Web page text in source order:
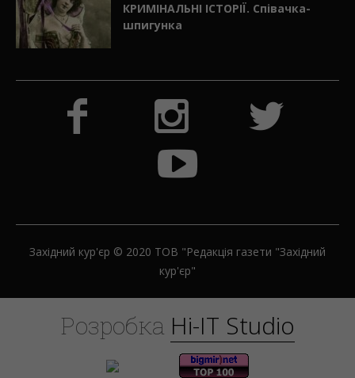
КРИМІНАЛЬНІ ІСТОРІЇ. Співачка-
шпигунка
Західний кур'єр © 2020 ТОВ "Редакція газети "Західний
кур'єр"
Розробка Hi-IT Studio